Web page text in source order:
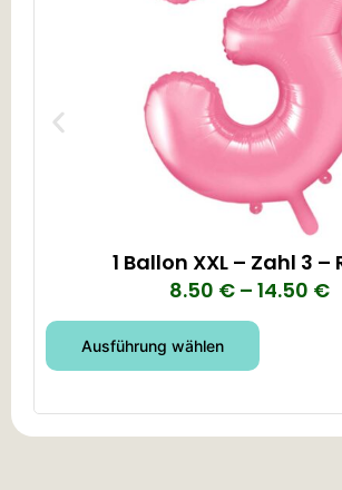
1 Ballon XXL – Zahl 3 –
8.50 € – 14.50 €
Ausführung wählen